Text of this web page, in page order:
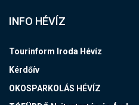
INFO HÉVÍZ
Tourinform Iroda Hévíz
Kérdőív
OKOSPARKOLÁS HÉVÍZ